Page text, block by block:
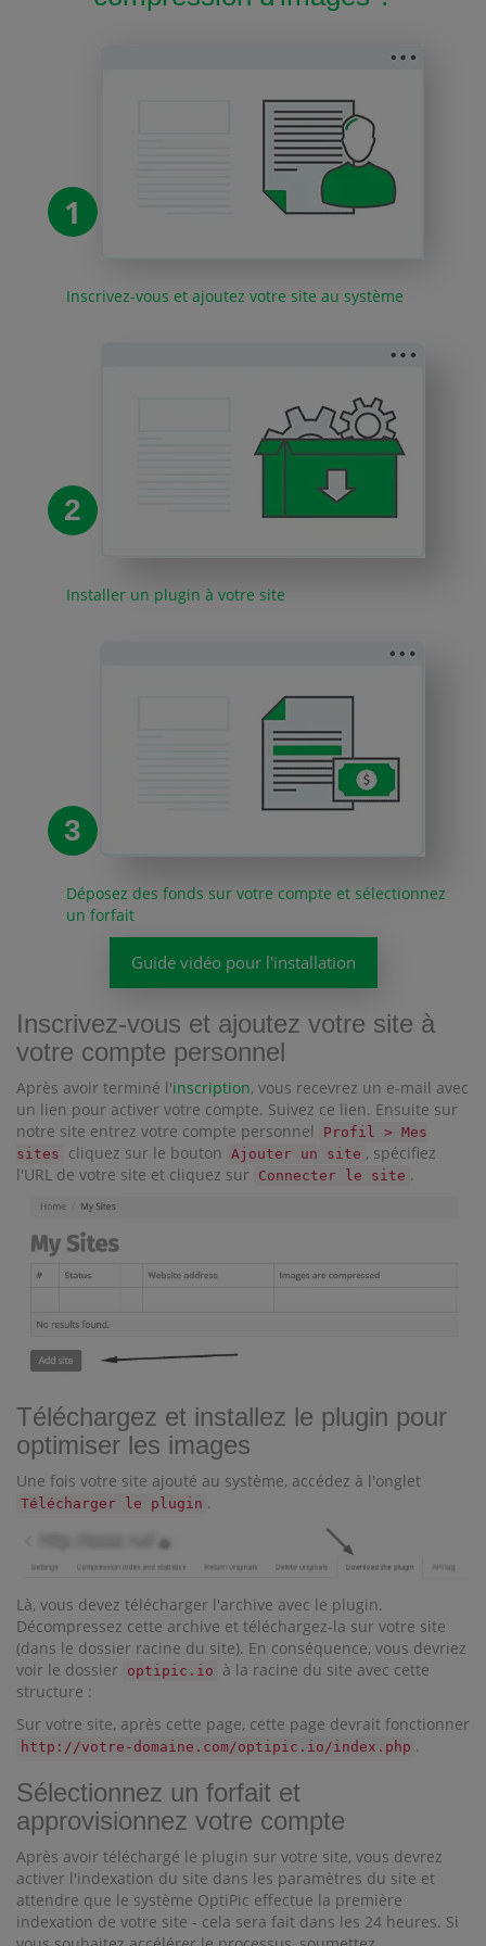
1
Inscrivez-vous et ajoutez votre site au système
2
Installer un plugin à votre site
3
Déposez des fonds sur votre compte et sélectionnez
un forfait
Guide vidéo pour l'installation
Inscrivez-vous et ajoutez votre site à
votre compte personnel
Après avoir terminé l'inscription, vous recevrez un e-mail avec
un lien pour activer votre compte. Suivez ce lien. Ensuite sur
notre site entrez votre compte personnel
Profil > Mes
sites
cliquez sur le bouton Ajouter un site , spécifiez
l'URL de votre site et cliquez sur Connecter le site .
Téléchargez et installez le plugin pour
optimiser les images
Une fois votre site ajouté au système, accédez à l'onglet
Télécharger le plugin .
Là, vous devez télécharger l'archive avec le plugin.
Décompressez cette archive et téléchargez-la sur votre site
(dans le dossier racine du site). En conséquence, vous devriez
voir le dossier optipic.io
à la racine du site avec cette
structure :
Sur votre site, après cette page, cette page devrait fonctionner
http://votre-domaine.com/optipic.io/index.php .
Sélectionnez un forfait et
approvisionnez votre compte
Après avoir téléchargé le plugin sur votre site, vous devrez
activer l'indexation du site dans les paramètres du site et
attendre que le système OptiPic effectue la première
indexation de votre site - cela sera fait dans les 24 heures. Si